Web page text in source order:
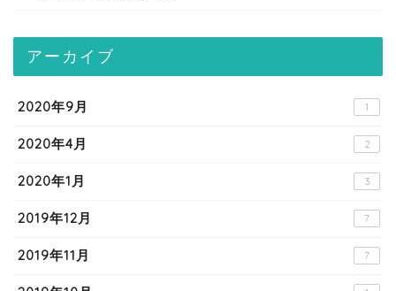
アーカイブ
2020年9月 1
2020年4月 2
2020年1月 3
2019年12月 7
2019年11月 7